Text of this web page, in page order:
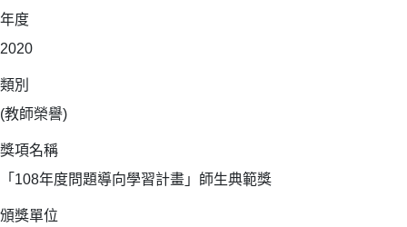
年度
2020
類別
(教師榮譽)
獎項名稱
「108年度問題導向學習計畫」師生典範獎
頒獎單位